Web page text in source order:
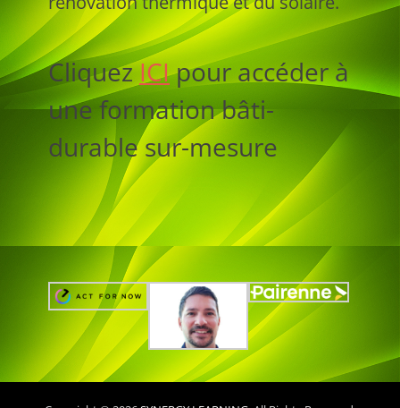
CliquezICIpour accéder à
une formation bâti-
durable sur-mesure